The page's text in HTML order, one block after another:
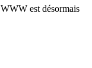
est désormais